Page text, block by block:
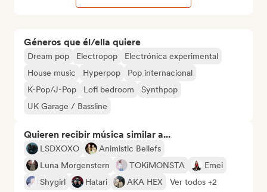
Géneros que él/ella quiere
Dream pop Electropop
Electrónica experimental
House music
Hyperpop
Pop internacional
K-Pop/J-Pop
Lofi bedroom
Synthpop
UK Garage / Bassline
Quieren recibir música similar a...
LSDXOXO
Animistic Beliefs
Luna Morgenstern
TOKiMONSTA
Emei
Shygirl
Hatari AKA HEX Ver todos +2